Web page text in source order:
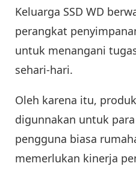
Keluarga SSD WD
perangkat
untuk menangani
sehari-hari.
Oleh karena itu,
digunnakan untuk
pengguna biasa
memerlukan kinerja